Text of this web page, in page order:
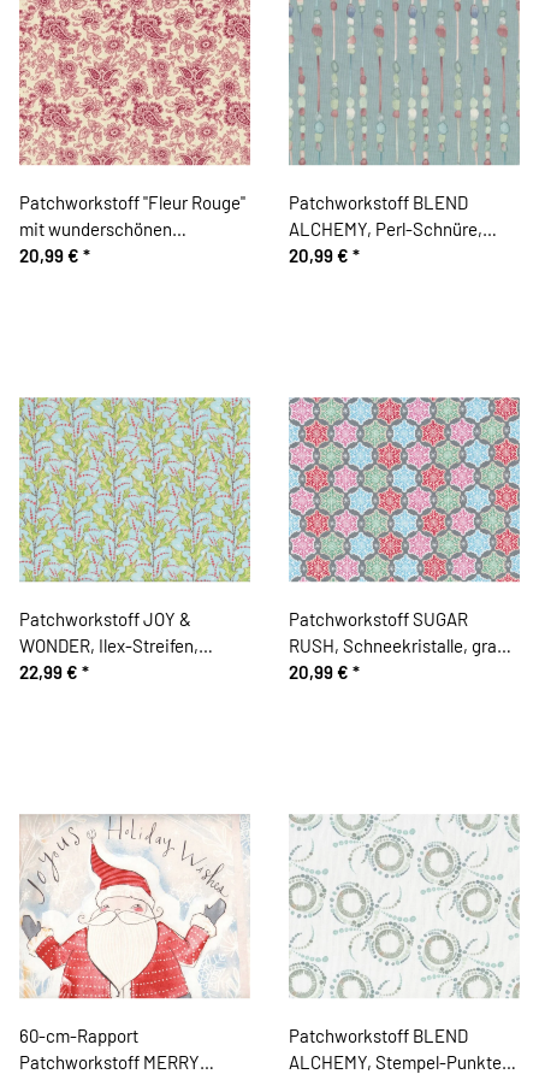
Patchworkstoff "Fleur Rouge"
mit wunderschönen
Paisleyblüten, weinrot-creme
20,99 € *
Patchworkstoff BLEND
ALCHEMY, Perl-Schnüre,
helles türkis
20,99 € *
Patchworkstoff JOY &
WONDER, Ilex-Streifen,
hellblau, Cori Dantini
22,99 € *
Patchworkstoff SUGAR
RUSH, Schneekristalle, grau-
rosa-hellblau
20,99 € *
60-cm-Rapport
Patchworkstoff MERRY
Patchworkstoff BLEND
ALCHEMY, Stempel-Punkte-